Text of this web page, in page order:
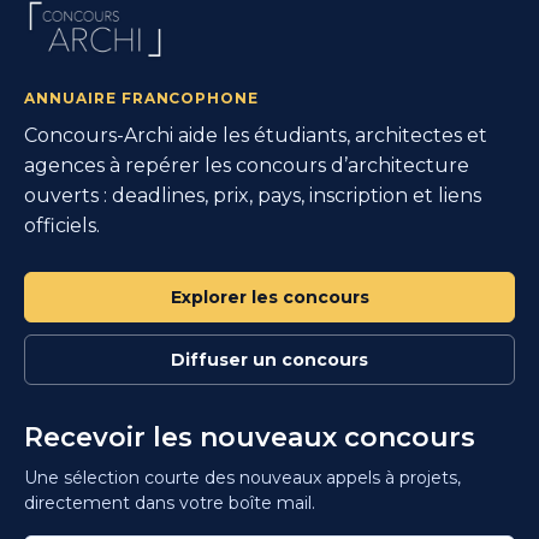
ANNUAIRE FRANCOPHONE
Concours-Archi aide les étudiants, architectes et
agences à repérer les concours d’architecture
ouverts : deadlines, prix, pays, inscription et liens
officiels.
Explorer les concours
Diffuser un concours
Recevoir les nouveaux concours
Une sélection courte des nouveaux appels à projets,
directement dans votre boîte mail.